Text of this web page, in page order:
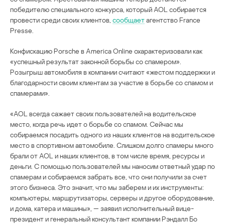
победителю специального конкурса, который AOL собирается
провести среди своих клиентов, сообщаетагентство France
Presse.
Конфискацию Porsche в America Online охарактеризовали как
«успешный результат законной борьбы со спамером».
Розыгрыш автомобиля в компании считают «жестом поддержки и
благодарности своим клиентам за участие в борьбе со спамом и
спамерами».
«AOL всегда сажает своих пользователей на водительское
место, когда речь идет о борьбе со спамом. Сейчас мы
собираемся посадить одного из наших клиентов на водительское
место в спортивном автомобиле. Слишком долго спамеры много
брали от AOL и наших клиентов, в том числе время, ресурсы и
деньги. С помощью пользователей мы наносим ответный удар по
спамерам и собираемся забрать все, что они получили за счет
этого бизнеса. Это значит, что мы заберем и их инструменты:
компьютеры, маршрутизаторы, серверы и другое оборудование,
и дома, катера и машины», — заявил исполнительный вице-
президент и генеральный консультант компании Рэндалл Бо